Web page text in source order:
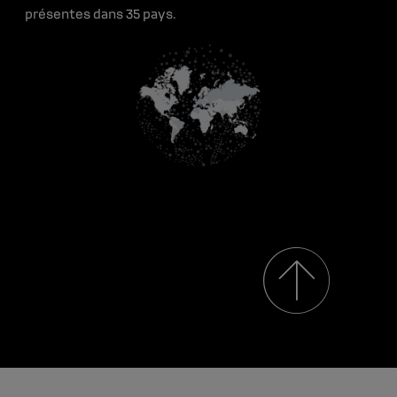
Ressources médias
Renault Group
présentes dans 35 pays.